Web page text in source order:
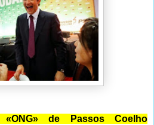
de Passos Coelho